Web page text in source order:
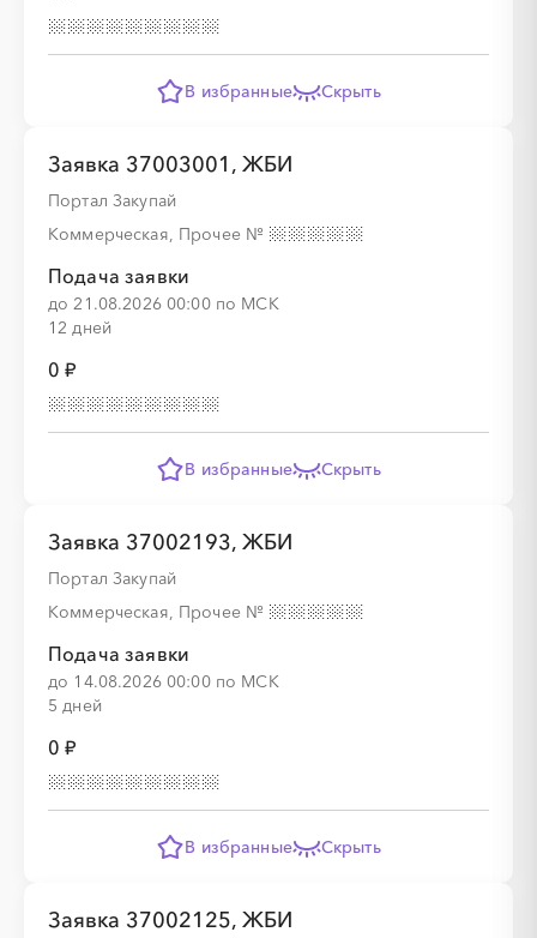
В избранные Скрыть
Заявка 37003001, ЖБИ
Портал Закупай
Коммерческая, Прочее №
Подача заявки
до 21.08.2026 00:00 по МСК
12 дней
0 ₽
В избранные Скрыть
Заявка 37002193, ЖБИ
Портал Закупай
Коммерческая, Прочее №
Подача заявки
до 14.08.2026 00:00 по МСК
5 дней
0 ₽
В избранные Скрыть
Заявка 37002125, ЖБИ